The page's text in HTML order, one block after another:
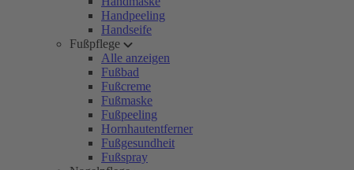
Handpeeling
Handseife
Fußpflege
Alle anzeigen
Fußbad
Fußcreme
Fußmaske
Fußpeeling
Hornhautentferner
Fußgesundheit
Fußspray